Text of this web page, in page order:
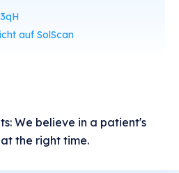
auf SolScan
We believe in a patient's
the right time.